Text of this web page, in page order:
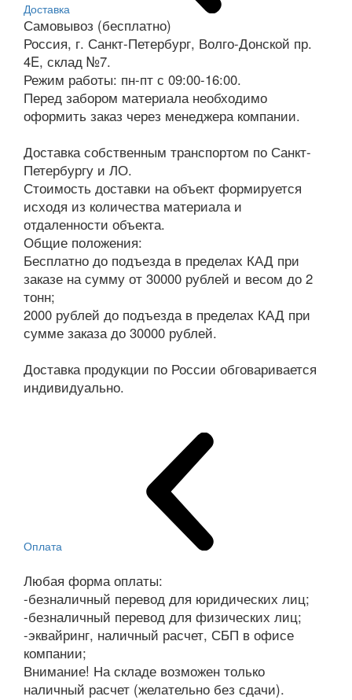
Доставка
Самовывоз (бесплатно)
Россия, г. Санкт-Петербург, Волго-Донской пр.
4E, склад №7.
Режим работы: пн-пт с 09:00-16:00.
Перед забором материала необходимо
оформить заказ через менеджера компании.
Доставка собственным транспортом по Санкт-
Петербургу и ЛО.
Стоимость доставки на объект формируется
исходя из количества материала и
отдаленности объекта.
Общие положения:
Бесплатно до подъезда в пределах КАД при
заказе на сумму от 30000 рублей и весом до 2
тонн;
2000 рублей до подъезда в пределах КАД при
сумме заказа до 30000 рублей.
Доставка продукции по России обговаривается
индивидуально.
Оплата
Любая форма оплаты:
-безналичный перевод для юридических лиц;
-безналичный перевод для физических лиц;
-эквайринг, наличный расчет, СБП в офисе
компании;
Внимание! На складе возможен только
наличный расчет (желательно без сдачи).